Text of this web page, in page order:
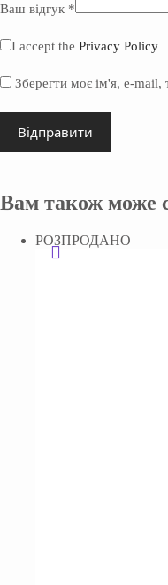
Ваш відгук *
I accept the Privacy Policy
Зберегти моє ім'я, e-mail,
Відправити
Вам також може
РОЗПРОДАНО